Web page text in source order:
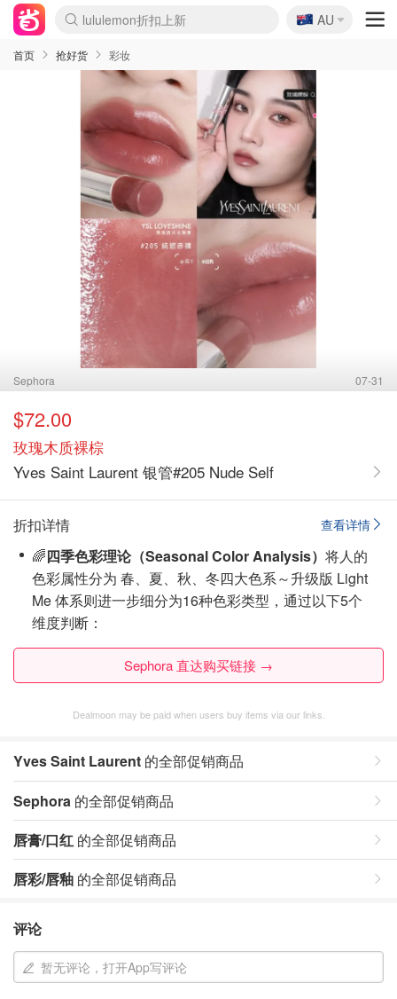
lululemon折扣上新
Sasa美妆护肤3.5折
SSENSE年中2.5折
FreshBeauty好价汇总
Cettire降价+叠9折
WWS Coles超市实拍
viagogo二手票捡漏
Myer超级周末
The Outnet奢牌1折起
David Jones 3折起
Flannels大牌1折
Perfumes Club护肤1折
AMIRO面罩$251
Amazon折扣汇总
eToro入金$200送$50
Amazon数码好物
ICONIC本周7.5折
ThedoubleF高奢地板价
Moose Knuckles 6折
丝芙兰5折起
EUFY摄像头$98
Selenichast首饰2折
Trip机票酒店促销
YSL送5件彩妆礼
Amazon家居好物
Amazon美妆护肤
雅漾大喷$8
过敏原检测盒$33
伊索独家赠50ml沐浴露
科颜氏高保湿面霜$29
SEALIFE海洋馆门票6折
丝塔芙大白罐$16
订阅Newsletter送香薰
Cult Beauty 6.8折
Harrods圣诞日历$525
LN-CC奢牌私促3折
d'Alba空姐喷雾$16
EVE LOM套装£56
Bernardelli独家4折
Adore Beauty 6折起
CT圣诞日历
Mytheresa奢品2.7折
Luxury Escapes 9折
Currentbody美容仪$881
MOON Garden Live
Roborock扫地机$649
Tingo Life水杯$24
Valentino官网5折
CR洗护套装$23
修丽可4件套$159
Myer彩妆2件7折
GANNI官网4.5折
Stylevana韩妆4折
Tessabit高奢8.5折
OGX洗发水$11
Amazon阿德莱德次日达
卡诗8.5折+赠礼
Philips Hue灯具8折
🇦🇺
AU
首页 抢好货 彩妆
Sephora 07-31
$72.00
玫瑰木质裸棕
Yves Saint Laurent 银管#205 Nude Self
查看详情
折扣详情
🌈四季色彩理论（Seasonal Color Analysis） 将人的
色彩属性分为 春、夏、秋、冬四大色系～升级版 Light
Me 体系则进一步细分为16种色彩类型，通过以下5个
维度判断：
Sephora 直达购买链接 →
Dealmoon may be paid when users buy items via our links.
Yves Saint Laurent 的全部促销商品
Sephora 的全部促销商品
唇膏/口红 的全部促销商品
唇彩/唇釉 的全部促销商品
评论
暂无评论，打开App写评论